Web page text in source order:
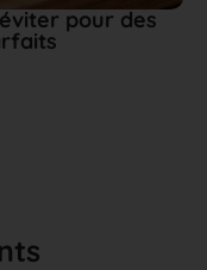
pour des